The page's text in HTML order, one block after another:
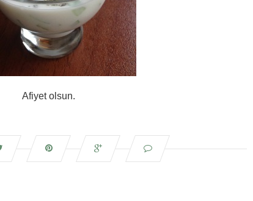
Afiyet olsun.